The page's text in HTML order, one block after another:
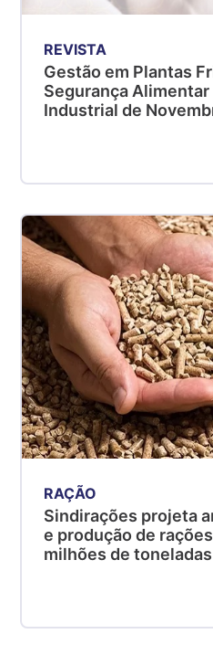
REVISTA
Gestão em Plantas
Segurança
Industrial de
RAÇÃO
Sindirações projeta
e produção de
milhões de toneladas